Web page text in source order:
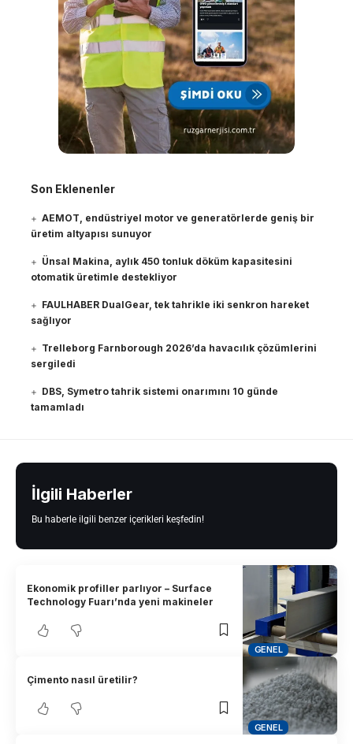
Son Eklenenler
AEMOT, endüstriyel motor ve generatörlerde geniş bir
üretim altyapısı sunuyor
Ünsal Makina, aylık 450 tonluk döküm kapasitesini
otomatik üretimle destekliyor
FAULHABER DualGear, tek tahrikle iki senkron hareket
sağlıyor
Trelleborg Farnborough 2026’da havacılık çözümlerini
sergiledi
DBS, Symetro tahrik sistemi onarımını 10 günde
tamamladı
İlgili Haberler
Bu haberle ilgili benzer içerikleri keşfedin!
GENEL
Ekonomik profiller parlıyor – Surface
Technology Fuarı’nda yeni makineler
GENEL
Çimento nasıl üretilir?